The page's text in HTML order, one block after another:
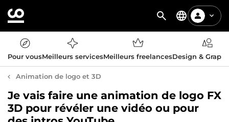
Pour vousMeilleurs servicesMeilleurs freelancesDesign &
Animation de logo et 3D
Je vais faire une animation de logo FX
3D pour révéler une vidéo ou pour